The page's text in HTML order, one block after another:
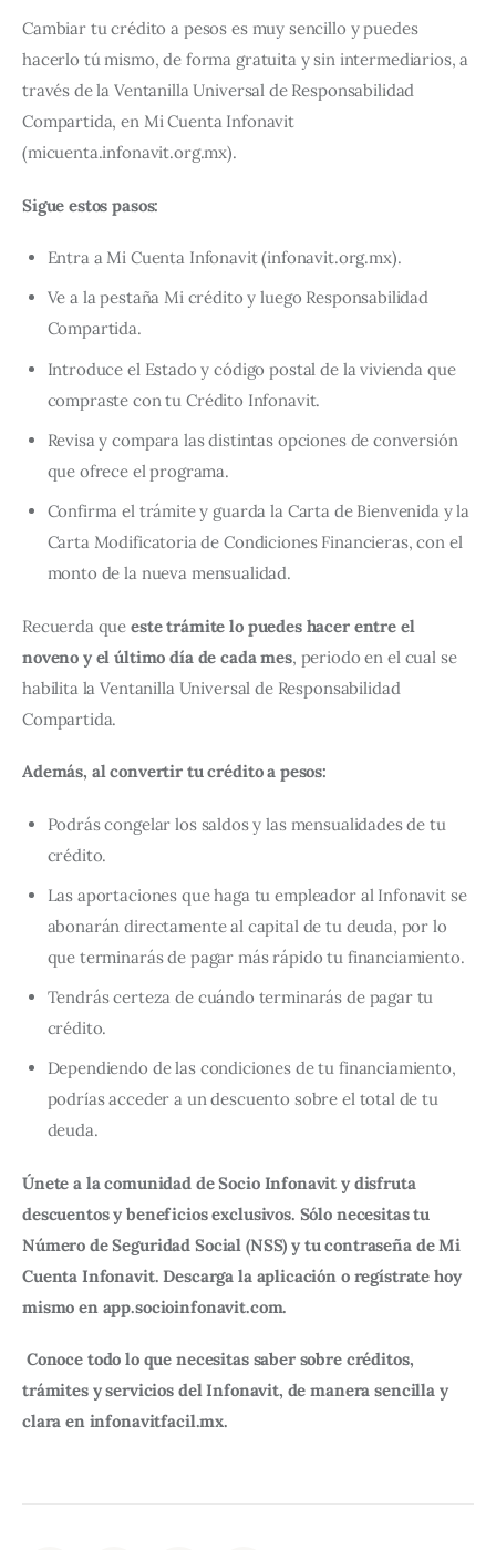
Cambiar tu crédito a pesos es muy sencillo y puedes
hacerlo tú mismo, de forma gratuita y sin intermediarios, a
través de la Ventanilla Universal de Responsabilidad
Compartida, en Mi Cuenta Infonavit
(micuenta.infonavit.org.mx).
Sigue estos pasos:
Entra a Mi Cuenta Infonavit (infonavit.org.mx).
Ve a la pestaña Mi crédito y luego Responsabilidad
Compartida.
Introduce el Estado y código postal de la vivienda que
compraste con tu Crédito Infonavit.
Revisa y compara las distintas opciones de conversión
que ofrece el programa.
Confirma el trámite y guarda la Carta de Bienvenida y la
Carta Modificatoria de Condiciones Financieras, con el
monto de la nueva mensualidad.
Recuerda que este trámite lo puedes hacer entre el
noveno y el último día de cada mes, periodo en el cual se
habilita la Ventanilla Universal de Responsabilidad
Compartida.
Además, al convertir tu crédito a pesos:
Podrás congelar los saldos y las mensualidades de tu
crédito.
Las aportaciones que haga tu empleador al Infonavit se
abonarán directamente al capital de tu deuda, por lo
que terminarás de pagar más rápido tu financiamiento.
Tendrás certeza de cuándo terminarás de pagar tu
crédito.
Dependiendo de las condiciones de tu financiamiento,
podrías acceder a un descuento sobre el total de tu
deuda.
Únete a la comunidad de Socio Infonavit y disfruta
descuentos y beneficios exclusivos. Sólo necesitas tu
Número de Seguridad Social (NSS) y tu contraseña de Mi
Cuenta Infonavit. Descarga la aplicación o regístrate hoy
mismo en app.socioinfonavit.com.
Conoce todo lo que necesitas saber sobre créditos,
trámites y servicios del Infonavit, de manera sencilla y
clara en infonavitfacil.mx.